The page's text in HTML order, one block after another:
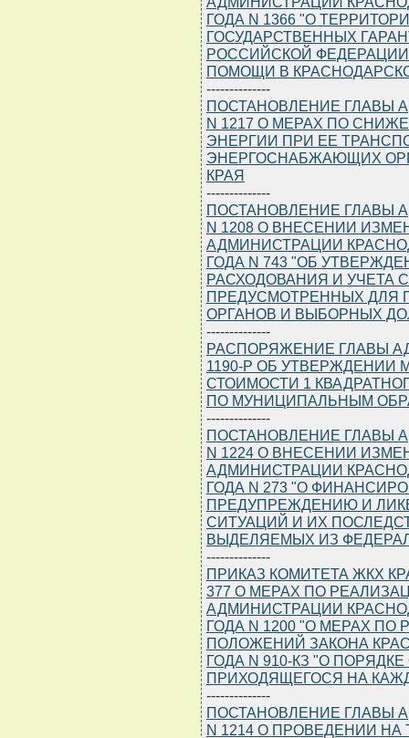
ГОДА N 1366 "О
ГОСУДАРСТВЕННЫХ
РОССИЙСКОЙ
ПОМОЩИ В
--------------
ПОСТАНОВЛЕНИЕ ГЛАВЫ
N 1217 О МЕРАХ ПО
ЭНЕРГИИ ПРИ ЕЕ
ЭНЕРГОСНАБЖАЮЩИХ
КРАЯ
--------------
ПОСТАНОВЛЕНИЕ ГЛАВЫ
N 1208 О ВНЕСЕНИИ
АДМИНИСТРАЦИИ
ГОДА N 743 "ОБ
РАСХОДОВАНИЯ И УЧЕТА
ПРЕДУСМОТРЕННЫХ ДЛЯ
ОРГАНОВ И ВЫБОРНЫХ
--------------
РАСПОРЯЖЕНИЕ ГЛАВЫ
1190-Р ОБ УТВЕРЖДЕНИИ
СТОИМОСТИ 1
ПО МУНИЦИПАЛЬНЫМ
--------------
ПОСТАНОВЛЕНИЕ ГЛАВЫ
N 1224 О ВНЕСЕНИИ
АДМИНИСТРАЦИИ
ГОДА N 273 "О
ПРЕДУПРЕЖДЕНИЮ И
СИТУАЦИЙ И ИХ
ВЫДЕЛЯЕМЫХ ИЗ
--------------
ПРИКАЗ КОМИТЕТА ЖКХ
377 О МЕРАХ ПО
АДМИНИСТРАЦИИ
ГОДА N 1200 "О МЕРАХ
ПОЛОЖЕНИЙ ЗАКОНА
ГОДА N 910-КЗ "О
ПРИХОДЯЩЕГОСЯ НА
--------------
ПОСТАНОВЛЕНИЕ ГЛАВЫ
N 1214 О ПРОВЕДЕНИИ